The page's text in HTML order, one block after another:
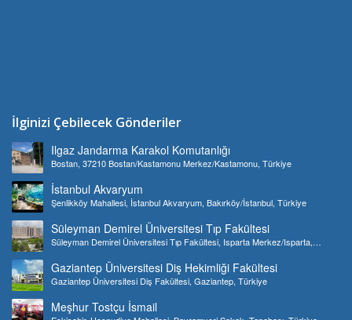
İlginizi Çebilecek Gönderiler
Ilgaz Jandarma Karakol Komutanlığı
Bostan, 37210 Bostan/Kastamonu Merkez/Kastamonu, Türkiye
İstanbul Akvaryum
Şenlikköy Mahallesi, İstanbul Akvaryum, Bakırköy/İstanbul, Türkiye
Süleyman Demirel Üniversitesi Tıp Fakültesi
Süleyman Demirel Üniversitesi Tıp Fakültesi, Isparta Merkez/Isparta,
Gaziantep Üniversitesi Diş Hekimliği Fakültesi
Gaziantep Üniversitesi Diş Fakültesi, Gaziantep, Türkiye
Meşhur Tostçu İsmail